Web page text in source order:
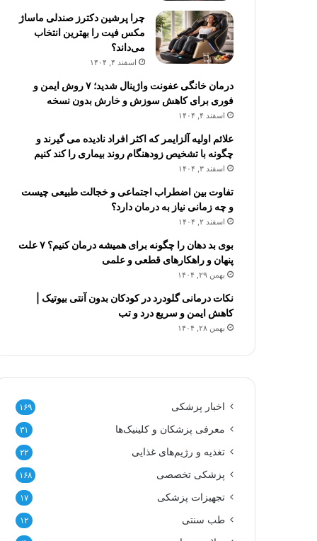
چرا پرشین دکترز صندلی ماساژ
مکس فیت را بهترین انتخاب
می‌داند؟
اسفند ۴, ۱۴۰۴
درمان خانگی عفونت واژینال شدید؛ ۷ روش ایمن و
فوری برای کاهش سوزش و خارش بدون نسخه
اسفند ۴, ۱۴۰۴
علائم اولیه آلزایمر که اکثر افراد نادیده می گیرند و
چگونه با تشخیص زودهنگام روند بیماری را کند کنیم
اسفند ۳, ۱۴۰۴
تفاوت بین اضطراب اجتماعی و خجالت طبیعی چیست
و چه زمانی نیاز به درمان دارد؟
اسفند ۲, ۱۴۰۴
بوی بد دهان را چگونه برای همیشه درمان کنیم؟ ۷ علت
پنهان و راهکارهای قطعی و علمی
بهمن ۲۹, ۱۴۰۴
نکات درمانی گلودرد در کودکان بدون آنتی بیوتیک |
کاهش ایمن و سریع درد و تب
بهمن ۲۸, ۱۴۰۴
اخبار پزشکی ۱۶۹
معرفی پزشکان و کلینیک‌ها ۳۱
تغذیه و رژیم‌های غذایی ۲۲
پزشکی تخصصی ۱۶۸
تجهیزات پزشکی ۱۷
طب سنتی ۱۲